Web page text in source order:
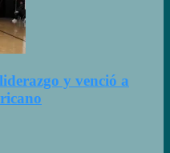
y venció a